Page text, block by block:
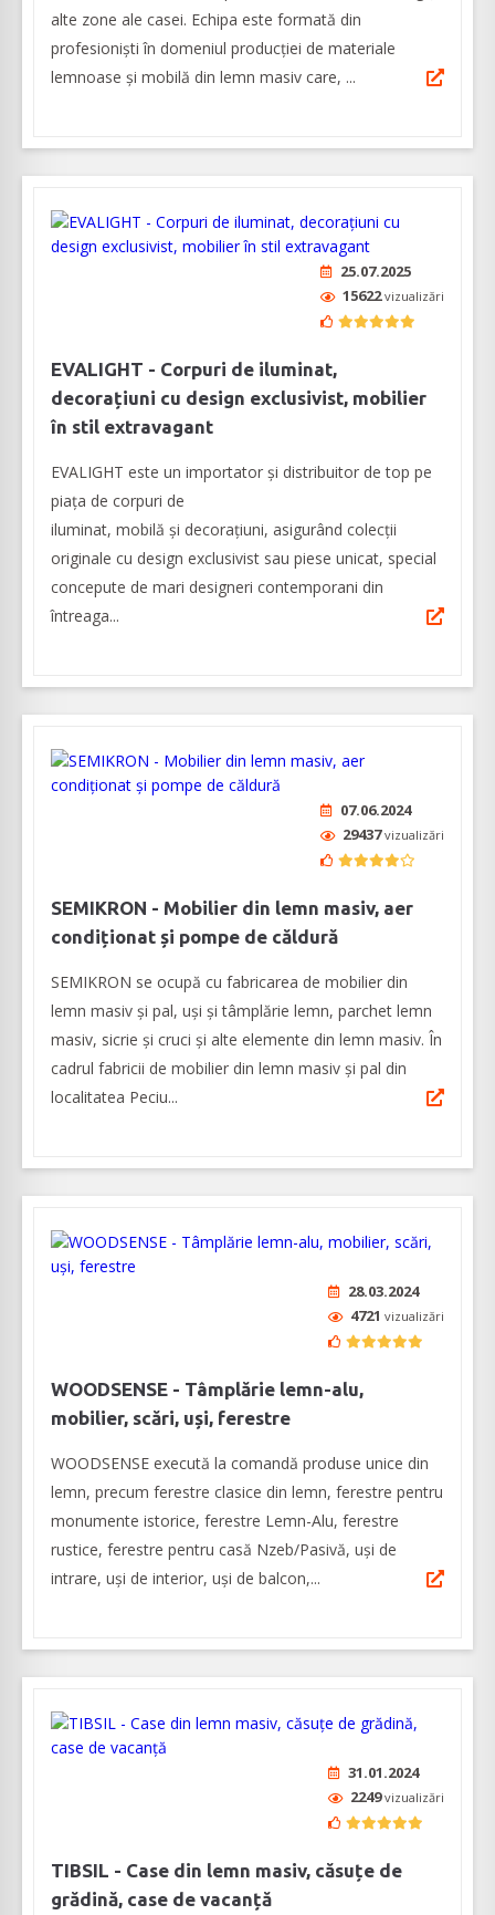
alte zone ale casei. Echipa este formată din
profesioniști în domeniul producției de materiale
lemnoase și mobilă din lemn masiv care, ...
25.07.2025
15622vizualizări
EVALIGHT - Corpuri de iluminat,
decorațiuni cu design exclusivist, mobilier
în stil extravagant
EVALIGHT este un importator și distribuitor de top pe
piața de corpuri de
iluminat, mobilă și decorațiuni, asigurând colecții
originale cu design exclusivist sau piese unicat, special
concepute de mari designeri contemporani din
întreaga...
07.06.2024
29437vizualizări
SEMIKRON - Mobilier din lemn masiv, aer
condiționat și pompe de căldură
SEMIKRON se ocupă cu fabricarea de mobilier din
lemn masiv și pal, uși și tâmplărie lemn, parchet lemn
masiv, sicrie și cruci și alte elemente din lemn masiv. În
cadrul fabricii de mobilier din lemn masiv și pal din
localitatea Peciu...
28.03.2024
4721 vizualizări
WOODSENSE - Tâmplărie lemn-alu,
mobilier, scări, uși, ferestre
WOODSENSE execută la comandă produse unice din
lemn, precum ferestre clasice din lemn, ferestre pentru
monumente istorice, ferestre Lemn-Alu, ferestre
rustice, ferestre pentru casă Nzeb/Pasivă, uși de
intrare, uși de interior, uși de balcon,...
31.01.2024
2249vizualizări
TIBSIL - Case din lemn masiv, căsuțe de
grădină, case de vacanță